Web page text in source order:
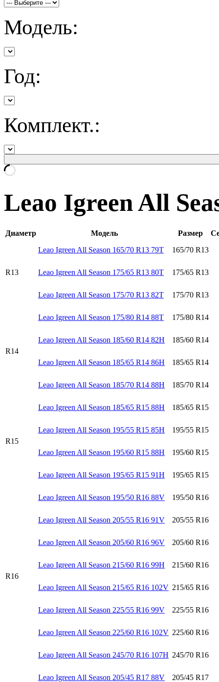
Модель:
Год:
Комплект.:
Leao Igreen All
Диаметр Модель Размер
R13
Leao Igreen All Season 165/70 R13 79T 165/70 R13
Leao Igreen All Season 175/65 R13 80T 175/65 R13
Leao Igreen All Season 175/70 R13 82T 175/70 R13
R14
Leao Igreen All Season 175/80 R14 88T 175/80 R14
Leao Igreen All Season 185/60 R14 82H 185/60 R14
Leao Igreen All Season 185/65 R14 86H 185/65 R14
Leao Igreen All Season 185/70 R14 88H 185/70 R14
R15
Leao Igreen All Season 185/65 R15 88H 185/65 R15
Leao Igreen All Season 195/55 R15 85H 195/55 R15
Leao Igreen All Season 195/60 R15 88H 195/60 R15
Leao Igreen All Season 195/65 R15 91H 195/65 R15
R16
Leao Igreen All Season 195/50 R16 88V 195/50 R16
Leao Igreen All Season 205/55 R16 91V 205/55 R16
Leao Igreen All Season 205/60 R16 96V 205/60 R16
Leao Igreen All Season 215/60 R16 99H 215/60 R16
Leao Igreen All Season 215/65 R16 102V 215/65 R16
Leao Igreen All Season 225/55 R16 99V 225/55 R16
Leao Igreen All Season 225/60 R16 102V 225/60 R16
Leao Igreen All Season 245/70 R16 107H 245/70 R16
Leao Igreen All Season 205/45 R17 88V 205/45 R17